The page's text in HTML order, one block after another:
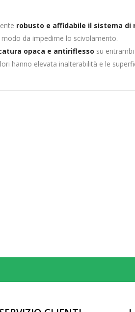
robusto e affidabile il sistema di
da impedirne lo scivolamento.
opaca e antiriflesso su
hanno elevata inalterabilità e le